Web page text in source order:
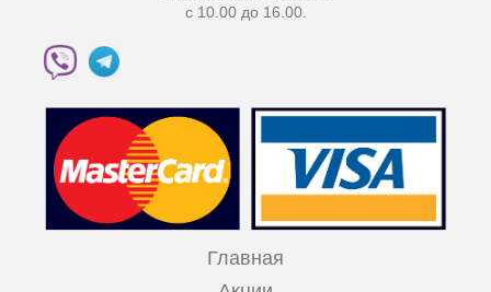
с 10.00 до 16.00.
Главная